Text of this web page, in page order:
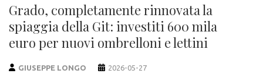
Grado, completamente rinnovata la
spiaggia della Git: investiti 600 mila
euro per nuovi ombrelloni e lettini
GIUSEPPE LONGO 2026-05-27